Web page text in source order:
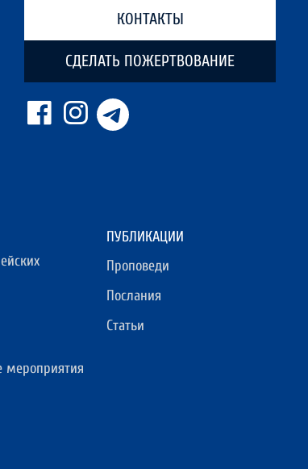
КОНТАКТЫ
СДЕЛАТЬ ПОЖЕРТВОВАНИЕ
мероприятия
ПУБЛИКАЦИИ
Проповеди
Послания
Статьи